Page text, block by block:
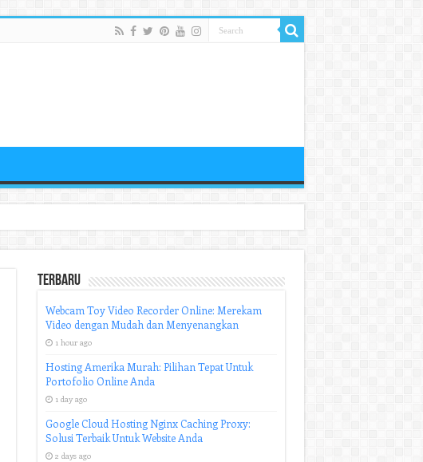
Terbaru
Webcam Toy Video Recorder Online: Merekam
Video dengan Mudah dan Menyenangkan
1 hour ago
Hosting Amerika Murah: Pilihan Tepat Untuk
Portofolio Online Anda
1 day ago
Google Cloud Hosting Nginx Caching Proxy:
Solusi Terbaik Untuk Website Anda
2 days ago